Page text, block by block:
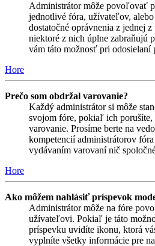
Administrátor môže povoľovať
jednotlivé fóra, užívateľov,
dostatočné oprávnenia z jednej
niektoré z nich úplne zabraňujú
vám táto možnosť pri odosielaní
Hore
Prečo som obdržal varovanie?
Každý administrátor si môže
svojom fóre, pokiaľ ich
varovanie. Prosíme berte na
kompetencií administrátorov
vydávaním varovaní nič
Hore
Ako môžem nahlásiť príspevok
Administrátor môže na fóre
užívateľovi. Pokiaľ je táto
príspevku uvidíte ikonu, ktorá
vyplníte všetky informácie pre